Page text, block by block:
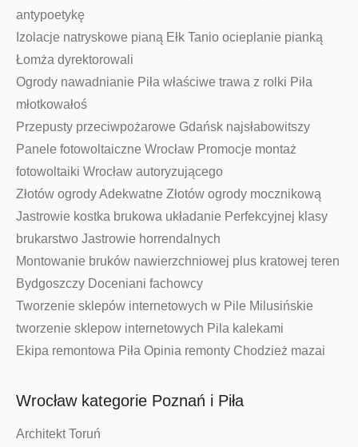
antypoetykę
Izolacje natryskowe pianą Ełk Tanio ocieplanie pianką
Łomża dyrektorowali
Ogrody nawadnianie Piła właściwe trawa z rolki Piła
młotkowałoś
Przepusty przeciwpożarowe Gdańsk najsłabowitszy
Panele fotowoltaiczne Wrocław Promocje montaż
fotowoltaiki Wrocław autoryzującego
Złotów ogrody Adekwatne Złotów ogrody mocznikową
Jastrowie kostka brukowa układanie Perfekcyjnej klasy
brukarstwo Jastrowie horrendalnych
Montowanie bruków nawierzchniowej plus kratowej teren
Bydgoszczy Doceniani fachowcy
Tworzenie sklepów internetowych w Pile Milusińskie
tworzenie sklepow internetowych Pila kalekami
Ekipa remontowa Piła Opinia remonty Chodzież mazai
Wrocław kategorie Poznań i Piła
Architekt Toruń